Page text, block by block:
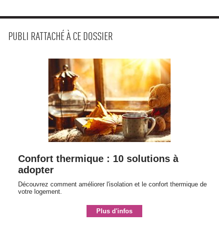
PUBLI RATTACHÉ À CE DOSSIER
Confort thermique : 10 solutions à
adopter
Découvrez comment améliorer l'isolation et le confort thermique de
votre logement.
Plus d'infos